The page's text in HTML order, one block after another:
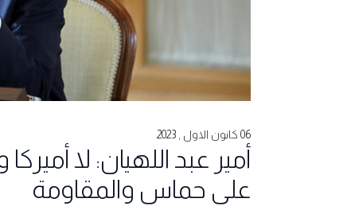
06 كانون الاول , 2023
أمير عبد اللهيان: لا
على حماس والمقاومة